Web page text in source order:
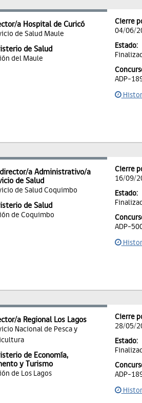
a Hospital de Curicó
de Salud Maule
de Salud
del Maule
Cierre
04/06/
Estado:
ADP-
a Administrativo/a
de Salud
de Salud Coquimbo
de Salud
de Coquimbo
Cierre
16/09/
Estado:
ADP-
a Regional Los Lagos
Nacional de Pesca y
de Economía,
y Turismo
de Los Lagos
Cierre
28/05/
Estado:
ADP-